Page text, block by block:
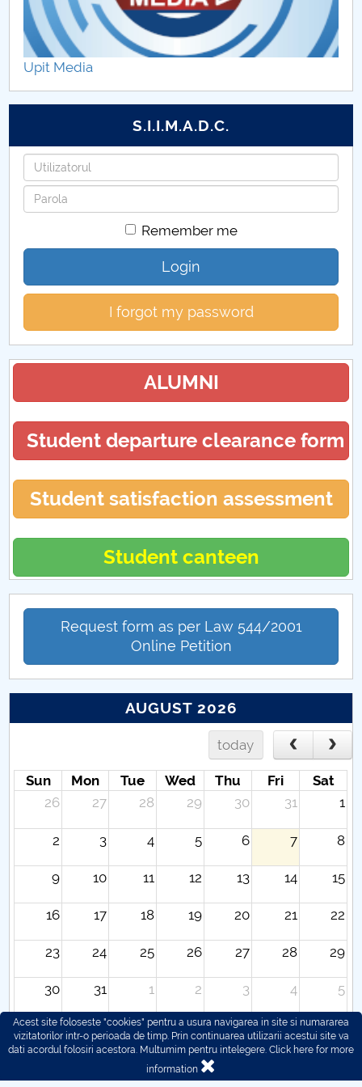
Regulations
Secretariat
SECRETARIAT
Doctoral School Schedule
Doctoral School Council
PhD supervisors - Doctoral School SSPE
Teze de doctorat
Abilitare
Research
Collaborations
Events Doctoral School
Upit Media
S.I.I.M.A.D.C.
Username
Password
Remember me
Login
I forgot my password
ALUMNI
Student departure clearance form
Student satisfaction assessment
Student canteen
Request form as per Law 544/2001
Online Petition
AUGUST 2026
today
Sun Mon Tue Wed Thu Fri
Sat
26
27 28 29 30 31 1
2 3 4 5 6 7 8
9 10 11 12 13 14 15
16 17 18 19 20 21 22
23 24 25 26 27 28 29
30 31 1 2 3 4 5
Acest site foloseste "cookies" pentru a usura navigarea in site si numararea
vizitatorilor intr-o perioada de timp. Prin continuarea utilizarii acestui site va
dati acordul folosiri acestora. Multumim pentru intelegere. Click here for more
information